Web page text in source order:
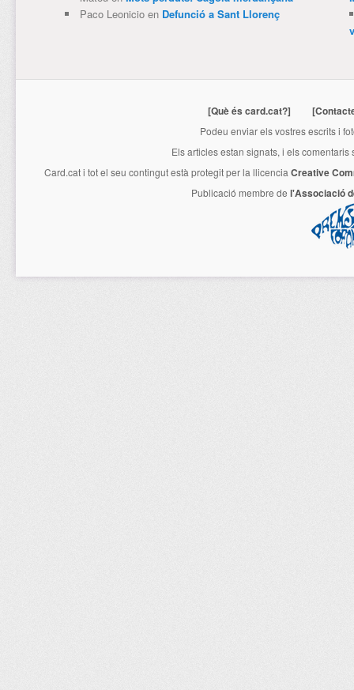
Paco Leonicioen Defunció a Sant Llorenç
[Què és card.cat?]
Podeu enviar els vostres escrits i
Els articles estan signats, i els
Card.cati tot el seu contingut està protegit per la llicencia Creative
Publicació membre de l'Associació